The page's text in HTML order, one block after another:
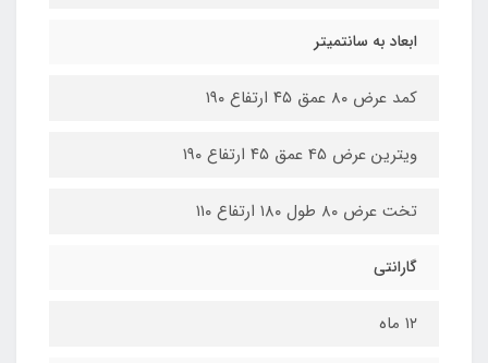
ابعاد به سانتمیتر
کمد عرض 8۰ عمق ۴۵ ارتفاع ۱۹۰
ویترین عرض 45 عمق ۴۵ ارتفاع ۱۹۰
تخت عرض ۸۰ طول ۱۸۰ ارتفاع ۱۱۰
گارانتی
۱۲ ماه